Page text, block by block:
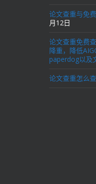
论文查重与免
月12日
论文查重免费
降重，降低
paperdog以及
论文查重怎么查